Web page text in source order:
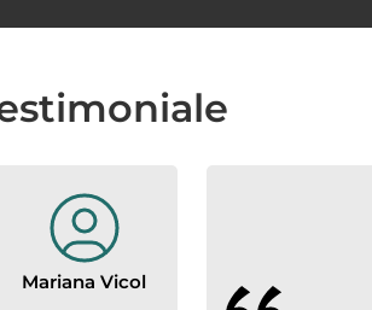
Mariana Vicol